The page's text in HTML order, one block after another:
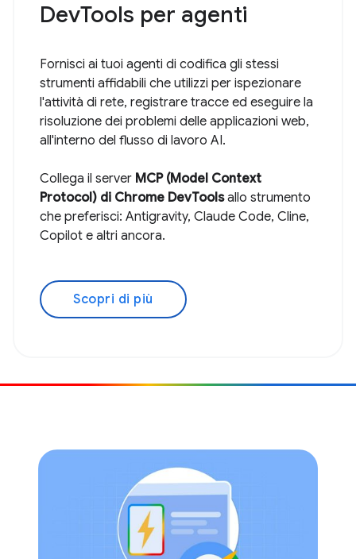
DevTools per agenti
Fornisci ai tuoi agenti di codifica gli stessi
strumenti affidabili che utilizzi per ispezionare
l'attività di rete, registrare tracce ed eseguire la
risoluzione dei problemi delle applicazioni web,
all'interno del flusso di lavoro AI.
Collega il server MCP (Model Context
Protocol) di Chrome DevToolsallo strumento
che preferisci: Antigravity, Claude Code, Cline,
Copilot e altri ancora.
Scopri di più